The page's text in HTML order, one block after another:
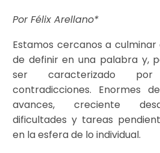
Por Félix Arellano*
Estamos cercanos a culminar
de definir en una palabra y,
ser caracterizado
contradicciones. Enormes
avances, creciente
dificultades y tareas
en la esfera de lo individual.